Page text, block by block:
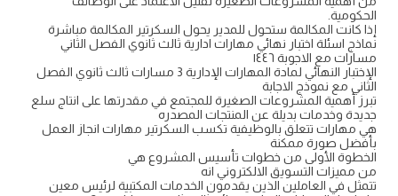
الحكومية.
إذا كانت المكالمة ستحول للمدير يحول السكرتير المكالمة مباشرة
نماذج اسئلة اختبار نهائي مهارات ادارية ثالث ثانوي الفصل الثاني
مسارات مع الاجوبة ١٤٤٦
الإختبار النهائي لمادة المهارات الإدارية 3 مسارات ثالث ثانوي الفصل
الثاني مع نموذج الاجابة
تبرز أهمية المشروعات الصغيرة للمجتمع في مقدرتها على انتاج سلع
جديدة وخدمات بديلة عن المنتجات المصدره
هي مهارات تتعلق بالوظيفية تكسب السكرتير مهارات انجاز العمل
بأفضل صورة ممكنة
الخطوة الأولى من خطوات تأسيس المشروع هي
من مميزات التسويق الالكتروني انه
تتمثل في العاملين الذين يقدمون الخدمات المكتبية لرئيس معين